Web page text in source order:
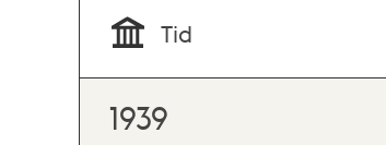
Tid
1939